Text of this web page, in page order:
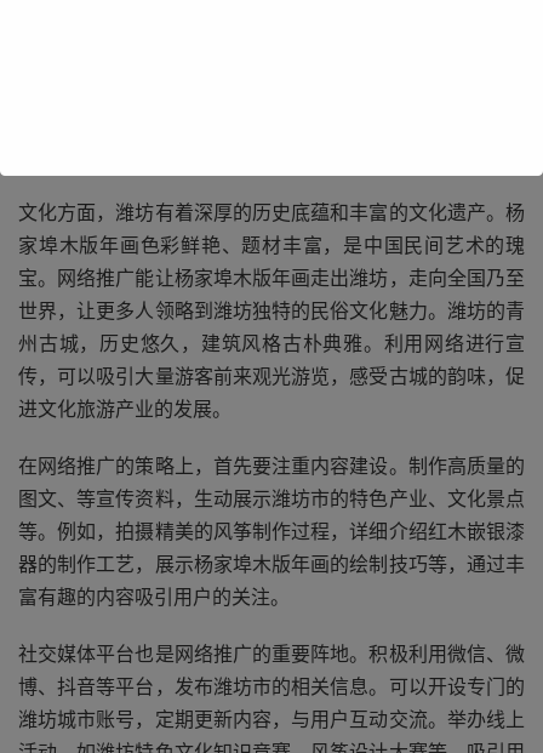
文化方面，潍坊有着深厚的历史底蕴和丰富的文化遗产。杨
家埠木版年画色彩鲜艳、题材丰富，是中国民间艺术的瑰
宝。网络推广能让杨家埠木版年画走出潍坊，走向全国乃至
世界，让更多人领略到潍坊独特的民俗文化魅力。潍坊的青
州古城，历史悠久，建筑风格古朴典雅。利用网络进行宣
传，可以吸引大量游客前来观光游览，感受古城的韵味，促
进文化旅游产业的发展。
在网络推广的策略上，首先要注重内容建设。制作高质量的
图文、等宣传资料，生动展示潍坊市的特色产业、文化景点
等。例如，拍摄精美的风筝制作过程，详细介绍红木嵌银漆
器的制作工艺，展示杨家埠木版年画的绘制技巧等，通过丰
富有趣的内容吸引用户的关注。
社交媒体平台也是网络推广的重要阵地。积极利用微信、微
博、抖音等平台，发布潍坊市的相关信息。可以开设专门的
潍坊城市账号，定期更新内容，与用户互动交流。举办线上